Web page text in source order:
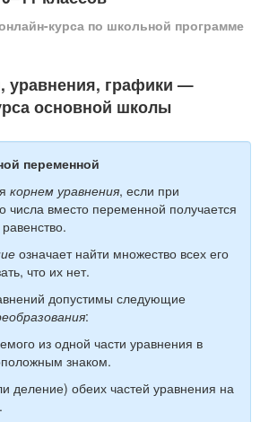
курса по школьной программе
уравнения, графики —
основной школы
переменной
корнем уравнения, если при
числа вместо переменной получается
означает найти множество всех его
что их нет.
допустимы следующие
:
из одной части уравнения в
знаком.
деление) обеих частей уравнения на